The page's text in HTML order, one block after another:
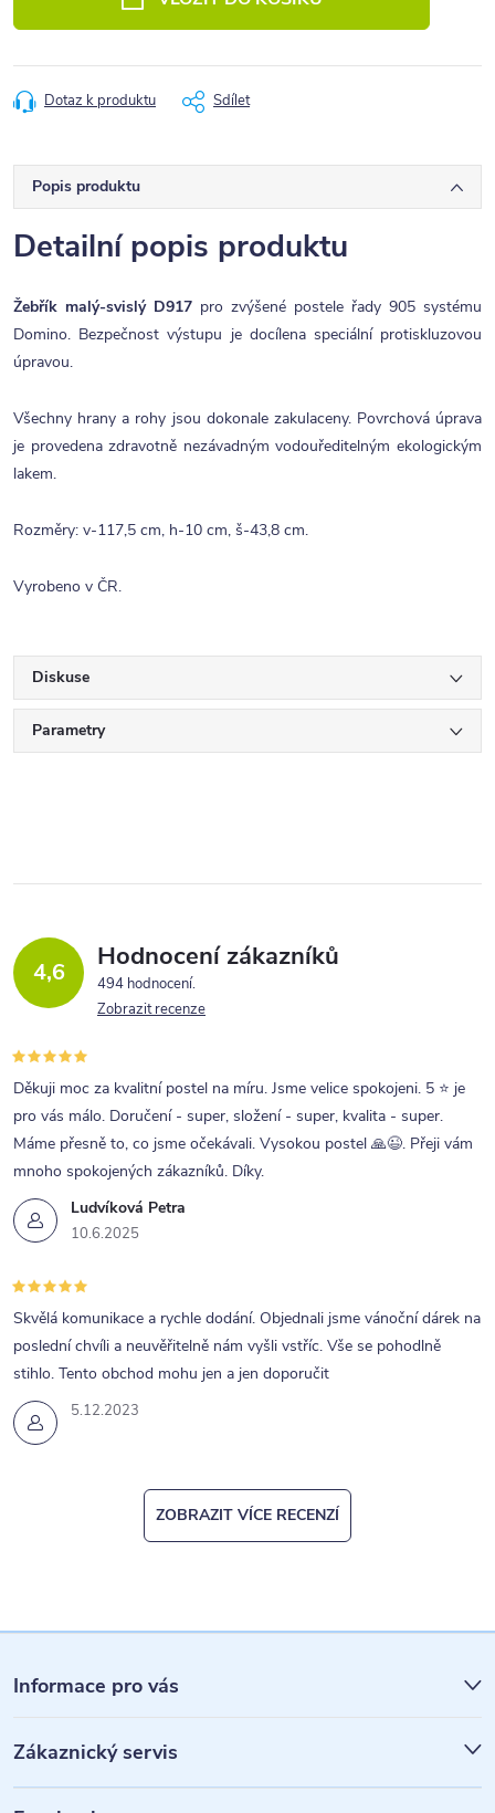
Dotaz k produktu Sdílet
Popis produktu
Detailní popis produktu
Žebřík malý-svislý D917 pro zvýšené postele řady 905 systému
Domino. Bezpečnost výstupu je docílena speciální protiskluzovou
úpravou.
Všechny hrany a rohy jsou dokonale zakulaceny. Povrchová úprava
je provedena zdravotně nezávadným vodouředitelným ekologickým
lakem.
Rozměry: v-117,5 cm, h-10 cm, š-43,8 cm.
Vyrobeno v ČR.
Diskuse
Parametry
4,6 Hodnocení zákazníků
494 hodnocení
Zobrazit recenze
Ludvíková Petra
10.6.2025
Děkuji moc za kvalitní postel na míru. Jsme velice spokojeni. 5 ⭐ je
pro vás málo. Doručení - super, složení - super, kvalita - super.
Máme přesně to, co jsme očekávali. Vysokou postel 🙏😉. Přeji vám
mnoho spokojených zákazníků. Díky.
5.12.2023
Skvělá komunikace a rychle dodání. Objednali jsme vánoční dárek na
poslední chvíli a neuvěřitelně nám vyšli vstříc. Vše se pohodlně
stihlo. Tento obchod mohu jen a jen doporučit
ZOBRAZIT VÍCE RECENZÍ
á
p
a
Informace pro vás
Zákaznický servis